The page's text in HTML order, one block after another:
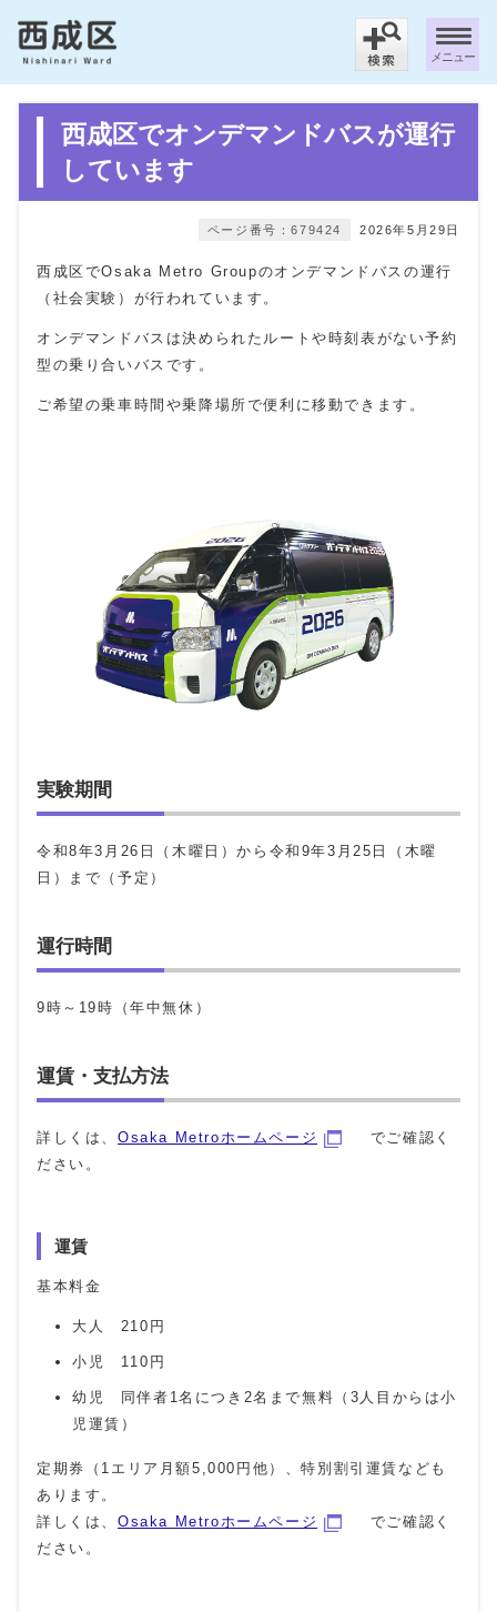
メニュー
西成区でオンデマンドバスが運行
しています
2026年5月29日
ページ番号：679424
西成区でOsaka Metro Groupのオンデマンドバスの運行
（社会実験）が行われています。
オンデマンドバスは決められたルートや時刻表がない予約
型の乗り合いバスです。
ご希望の乗車時間や乗降場所で便利に移動できます。
実験期間
令和8年3月26日（木曜日）から令和9年3月25日（木曜
日）まで（予定）
運行時間
9時～19時（年中無休）
運賃・支払方法
詳しくは、 Osaka Metroホームページ
でご確認く
ださい。
運賃
基本料金
大人 210円
小児 110円
幼児 同伴者1名につき2名まで無料（3人目からは小
児運賃）
定期券（1エリア月額5,000円他）、特別割引運賃なども
あります。
詳しくは、 Osaka Metroホームページ
でご確認く
ださい。